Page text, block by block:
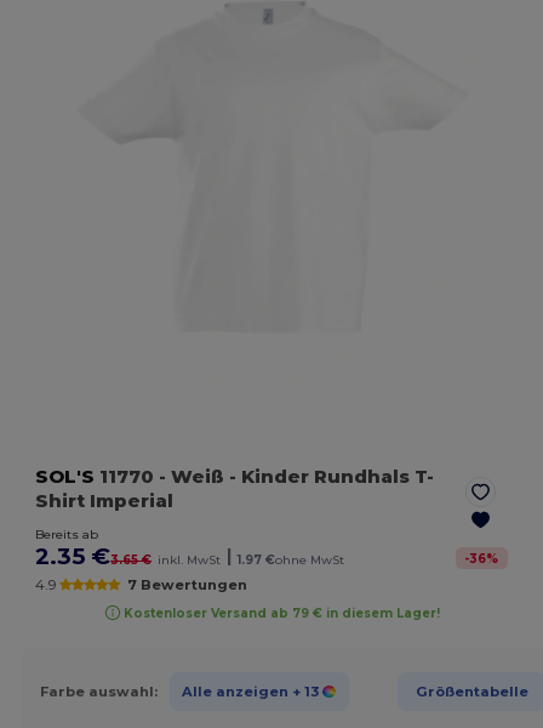
SOL'S 11770 - Weiß - Kinder Rundhals T-
Shirt Imperial
Bereits ab
2.35 €3.65 € inkl. MwSt | 1.97 €ohne MwSt -36%
4.9 7 Bewertungen
Kostenloser Versand ab 79 € in diesem Lager!
Farbe auswahl: Alle anzeigen + 13 Größentabelle